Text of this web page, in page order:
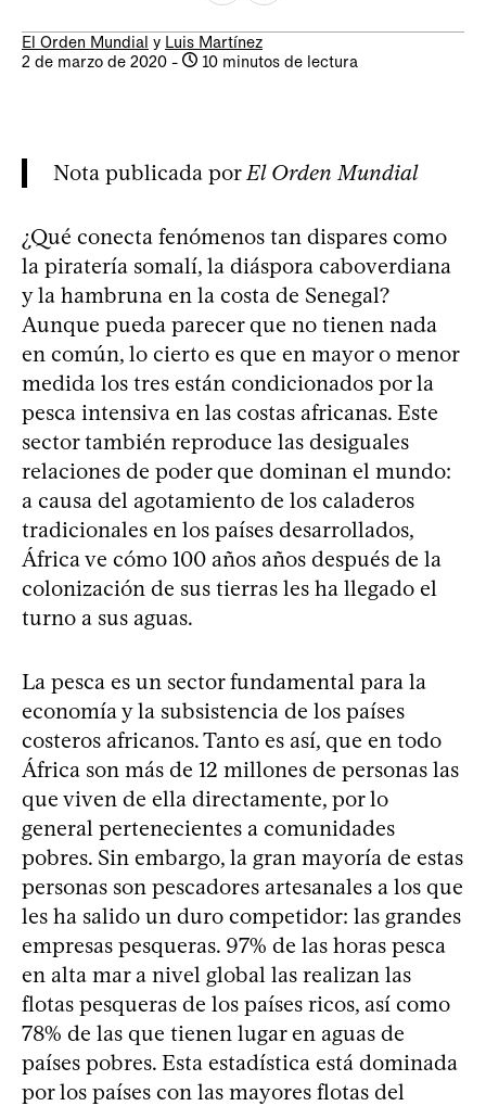
El Orden Mundial y Luis Martínez
2 de marzo de 2020 - 10 minutos de lectura
Nota publicada porEl Orden Mundial
¿Qué conecta fenómenos tan dispares como
la piratería somalí, la diáspora caboverdiana
y la hambruna en la costa de Senegal?
Aunque pueda parecer que no tienen nada
en común, lo cierto es que en mayor o menor
medida los tres están condicionados por la
pesca intensiva en las costas africanas. Este
sector también reproduce las desiguales
relaciones de poder que dominan el mundo:
a causa del agotamiento de los caladeros
tradicionales en los países desarrollados,
África ve cómo 100 años años después de la
colonización de sus tierras les ha llegado el
turno a sus aguas.
La pesca es un sector fundamental para la
economía y la subsistencia de los países
costeros africanos. Tanto es así, que en todo
África son más de 12 millones de personas las
que viven de ella directamente, por lo
general pertenecientes a comunidades
pobres. Sin embargo, la gran mayoría de estas
personas son pescadores artesanales a los que
les ha salido un duro competidor: las grandes
empresas pesqueras. 97% de las horas pesca
en alta mar a nivel global las realizan las
flotas pesqueras de los países ricos, así como
78% de las que tienen lugar en aguas de
países pobres. Esta estadística está dominada
por los países con las mayores flotas del